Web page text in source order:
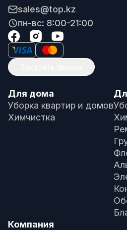
sales@top.kz
пн-вс: 8:00-21:00
Для дома
Уборка квартир и домов
Химчистка
Компания